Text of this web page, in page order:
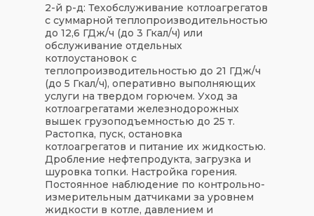
2-й р-д: Техобслуживание котлоагрегатов
с суммарной теплопроизводительностью
до 12,6 ГДж/ч (до 3 Гкал/ч) или
обслуживание отдельных
котлоустановок с
теплопроизводительностью до 21 ГДж/ч
(до 5 Гкал/ч), оперативно выполняющих
услуги на твердом горючем. Уход за
котлоагрегатами железнодорожных
вышек грузоподъемностью до 25 т.
Растопка, пуск, остановка
котлоагрегатов и питание их жидкостью.
Дробление нефтепродукта, загрузка и
шуровка топки. Настройка горения.
Постоянное наблюдение по контрольно-
измерительным датчиками за уровнем
жидкости в котле, давлением и